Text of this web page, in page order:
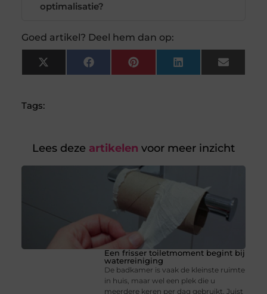
optimalisatie?
Goed artikel? Deel hem dan op:
X
(Twitter)
FacebookPinterest LinkedIn Email
Tags:
Lees deze artikelen voor meer inzicht
Een frisser toiletmoment begint bij
waterreiniging
De badkamer is vaak de kleinste ruimte
in huis, maar wel een plek die u
meerdere keren per dag gebruikt. Juist